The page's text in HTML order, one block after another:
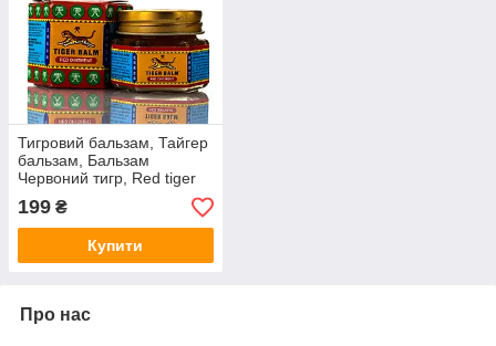
Тигровий бальзам, Тайгер
бальзам, Бальзам
Червоний тигр, Red tiger
balm, 21 мл
199 ₴
Купити
Про нас